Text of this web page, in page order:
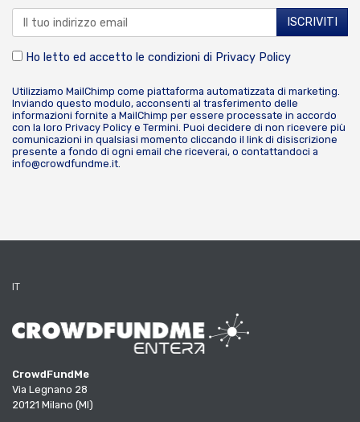
Ho letto ed accetto le condizioni di Privacy Policy
Utilizziamo MailChimp come piattaforma automatizzata di marketing.
Inviando questo modulo, acconsenti al trasferimento delle
informazioni fornite a MailChimp per essere processate in accordo
con la loro Privacy Policy e Termini. Puoi decidere di non ricevere più
comunicazioni in qualsiasi momento cliccando il link di disiscrizione
presente a fondo di ogni email che riceverai, o contattandoci a
info@crowdfundme.it.
IT
CrowdFundMe
Via Legnano 28
20121 Milano (MI)